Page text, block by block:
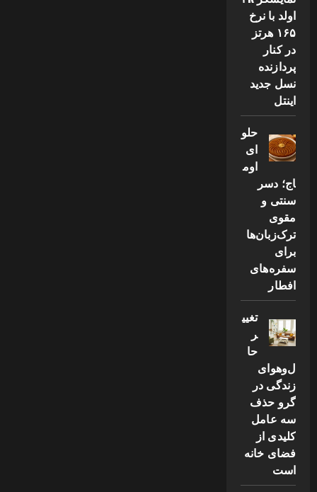
اولد با نرخ
۱۶۵ هرتز
در کنار
پردازنده
نسل جدید
اینتل
حلو
ای
اوم
اج؛ دسر
سنتی و
مقوی
ترک‌زبان‌ها
برای
سفره‌های
افطار
تغیی
ر
حا
ل‌وهوای
زندگی در
گرو حذف
سه عامل
کلیدی از
فضای خانه
است